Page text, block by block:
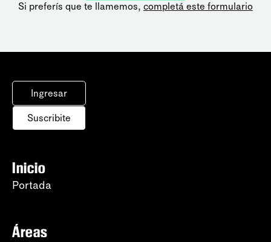
Si preferís que te llamemos, completá este formulario
Ingresar
Suscribite
Inicio
Portada
Áreas